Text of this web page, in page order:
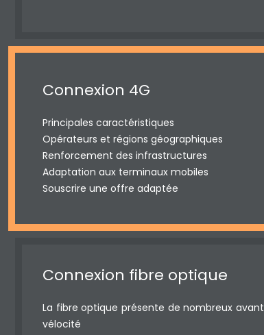
Connexion 4G
Principales caractéristiques
Opérateurs et régions géographiques
Renforcement des infrastructures
Adaptation aux terminaux mobiles
Souscrire une offre adaptée
Connexion fibre optique
La fibre optique présente de nombreux
vélocité